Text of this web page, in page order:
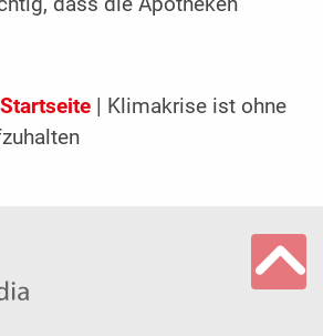
dass die Apotheken
| Klimakrise ist ohne